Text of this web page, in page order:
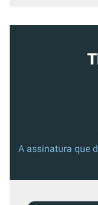
A assinatura que